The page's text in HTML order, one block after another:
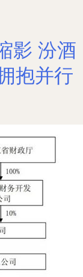
影 汾酒
抱并行